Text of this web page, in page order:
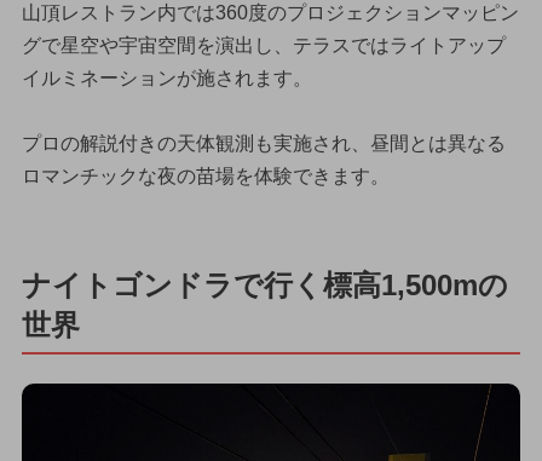
山頂レストラン内では360度のプロジェクションマッピン
グで星空や宇宙空間を演出し、テラスではライトアップ
イルミネーションが施されます。
プロの解説付きの天体観測も実施され、昼間とは異なる
ロマンチックな夜の苗場を体験できます。
ナイトゴンドラで行く標高1,500mの
世界